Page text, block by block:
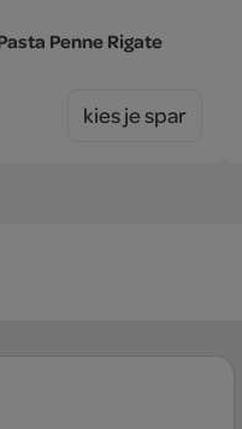
Penne Rigate
kies je spar